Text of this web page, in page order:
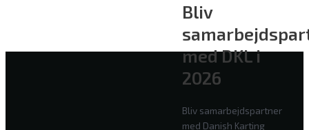
Bliv
med DKL i
2026
Bliv samarbejdspartner
med Danish Karting